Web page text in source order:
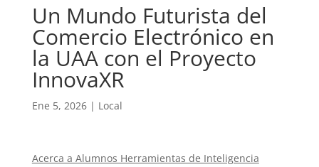
Un Mundo Futurista del
Comercio Electrónico en
la UAA con el Proyecto
InnovaXR
Ene 5, 2026| Local
Acerca a Alumnos Herramientas de Inteligencia